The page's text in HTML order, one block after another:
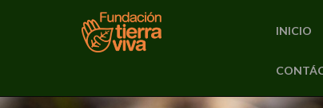
MENU
to
INICIO